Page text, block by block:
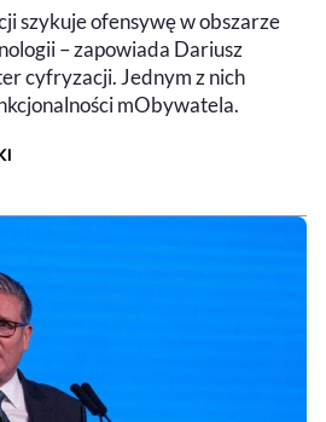
szykuje ofensywę w obszarze
– zapowiada Dariusz
cyfryzacji. Jednym z nich
mObywatela.